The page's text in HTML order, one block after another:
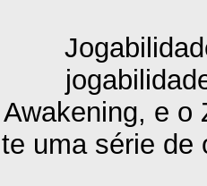
Awakening, e o
te uma série de